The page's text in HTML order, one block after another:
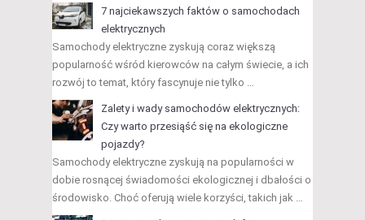
7 najciekawszych faktów o samochodach
elektrycznych
Samochody elektryczne zyskują coraz większą
popularność wśród kierowców na całym świecie, a ich
rozwój to temat, który fascynuje nie tylko …
Zalety i wady samochodów elektrycznych:
Czy warto przesiąść się na ekologiczne
pojazdy?
Samochody elektryczne zyskują na popularności w
dobie rosnącej świadomości ekologicznej i dbałości o
środowisko. Choć oferują wiele korzyści, takich jak …